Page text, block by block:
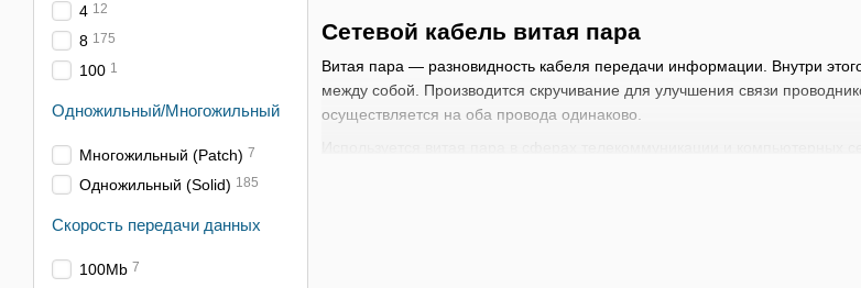
Сетевой кабель витая пара
Витая пара — разновидность кабеля передачи информации. Внутри
между собой. Производится скручивание для улучшения связи
осуществляется на оба провода одинаково.
4 12
8 175
100 1
Одножильный/Многожильный
Многожильный (Patсh) 7
Одножильный (Solid) 185
Скорость передачи данных
100Mb 7